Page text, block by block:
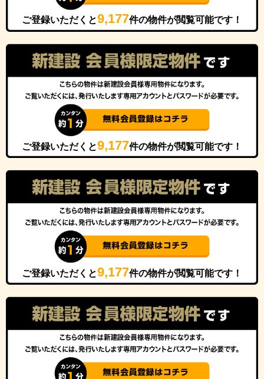
ご登録いただくと9,177件の物件が閲覧可能です！
ご登録いただくと9,177件の物件が閲覧可能です！
ご登録いただくと9,177件の物件が閲覧可能です！